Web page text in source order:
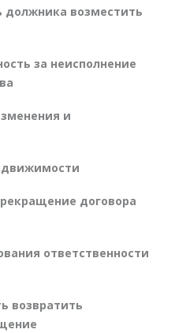
должника возместить
за неисполнение
и
договора
ответственности
возвратить